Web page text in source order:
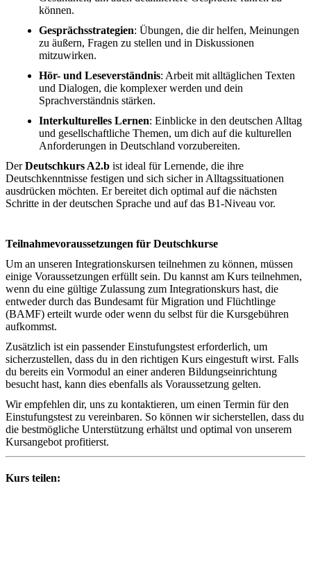
können.
Gesprächsstrategien: Übungen, die dir helfen, Meinungen
zu äußern, Fragen zu stellen und in Diskussionen
mitzuwirken.
Hör- und Leseverständnis: Arbeit mit alltäglichen Texten
und Dialogen, die komplexer werden und dein
Sprachverständnis stärken.
Interkulturelles Lernen: Einblicke in den deutschen Alltag
und gesellschaftliche Themen, um dich auf die kulturellen
Anforderungen in Deutschland vorzubereiten.
DerDeutschkurs A2.b ist ideal für Lernende, die ihre
Deutschkenntnisse festigen und sich sicher in Alltagssituationen
ausdrücken möchten. Er bereitet dich optimal auf die nächsten
Schritte in der deutschen Sprache und auf das B1-Niveau vor.
Teilnahmevoraussetzungen für Deutschkurse
Um an unseren Integrationskursen teilnehmen zu können, müssen
einige Voraussetzungen erfüllt sein. Du kannst am Kurs teilnehmen,
wenn du eine gültige Zulassung zum Integrationskurs hast, die
entweder durch das Bundesamt für Migration und Flüchtlinge
(BAMF) erteilt wurde oder wenn du selbst für die Kursgebühren
aufkommst.
Zusätzlich ist ein passender Einstufungstest erforderlich, um
sicherzustellen, dass du in den richtigen Kurs eingestuft wirst. Falls
du bereits ein Vormodul an einer anderen Bildungseinrichtung
besucht hast, kann dies ebenfalls als Voraussetzung gelten.
Wir empfehlen dir, uns zu kontaktieren, um einen Termin für den
Einstufungstest zu vereinbaren. So können wir sicherstellen, dass du
die bestmögliche Unterstützung erhältst und optimal von unserem
Kursangebot profitierst.
Kurs teilen: